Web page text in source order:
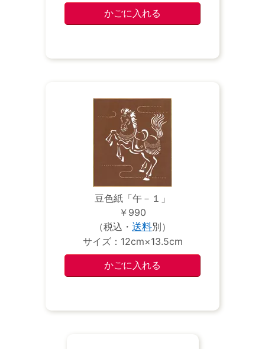
豆色紙「午－１」
￥990
（税込・ 送料別）
サイズ：12cm×13.5cm